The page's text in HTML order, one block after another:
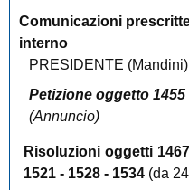
Comunicazioni
interno
PRESIDENTE (Mandini)
Petizione oggetto 1455
(Annuncio)
Risoluzioni oggetti
1521 - 1528 - 1534(da